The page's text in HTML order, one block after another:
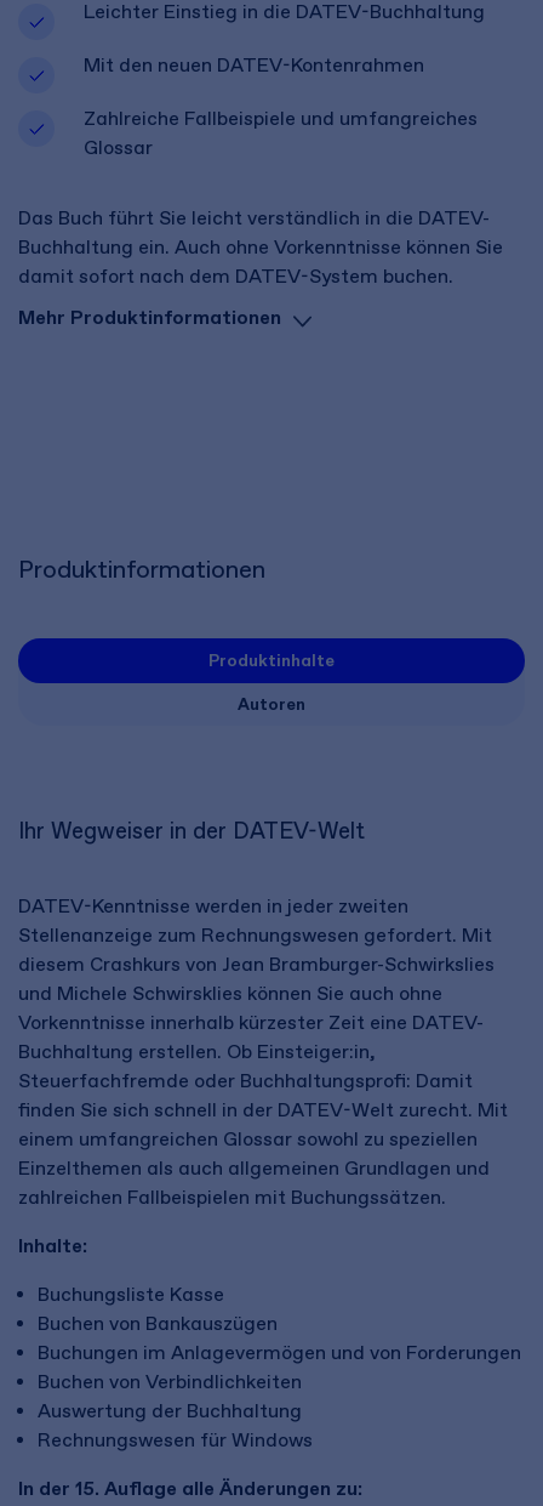
Leichter Einstieg in die DATEV-Buchhaltung
Mit den neuen DATEV-Kontenrahmen
Zahlreiche Fallbeispiele und umfangreiches
Glossar
Das Buch führt Sie leicht verständlich in die DATEV-
Buchhaltung ein. Auch ohne Vorkenntnisse können Sie
damit sofort nach dem DATEV-System buchen.
Mehr Produktinformationen
Produktinformationen
Produktinhalte
Autoren
Ihr Wegweiser in der DATEV-Welt
DATEV-Kenntnisse werden in jeder zweiten
Stellenanzeige zum Rechnungswesen gefordert. Mit
diesem Crashkurs von Jean Bramburger-Schwirkslies
und Michele Schwirsklies können Sie auch ohne
Vorkenntnisse innerhalb kürzester Zeit eine DATEV-
Buchhaltung erstellen. Ob Einsteiger:in,
Steuerfachfremde oder Buchhaltungsprofi: Damit
finden Sie sich schnell in der DATEV-Welt zurecht. Mit
einem umfangreichen Glossar sowohl zu speziellen
Einzelthemen als auch allgemeinen Grundlagen und
zahlreichen Fallbeispielen mit Buchungssätzen.
Inhalte:
Buchungsliste Kasse
Buchen von Bankauszügen
Buchungen im Anlagevermögen und von Forderungen
Buchen von Verbindlichkeiten
Auswertung der Buchhaltung
Rechnungswesen für Windows
In der 15. Auflage alle Änderungen zu: